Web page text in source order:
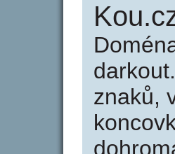
znaků,